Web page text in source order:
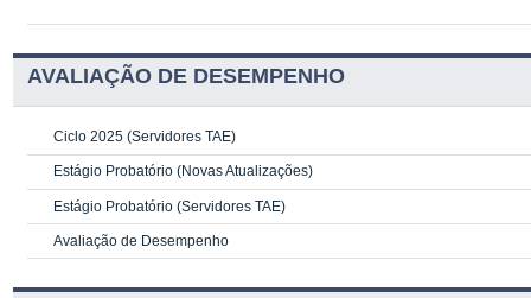
AVALIAÇÃO DE DESEMPENHO
Ciclo 2025 (Servidores TAE)
Estágio Probatório (Novas Atualizações)
Estágio Probatório (Servidores TAE)
Avaliação de Desempenho